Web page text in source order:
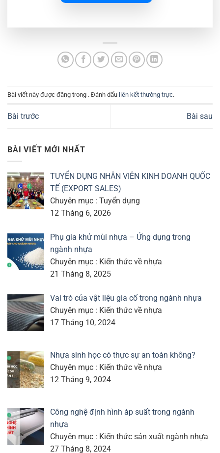
Bài viết này được đăng trong . Đánh dấu liên kết thường trực.
Bài trước Bài sau
BÀI VIẾT MỚI NHẤT
TUYỂN DỤNG NHÂN VIÊN KINH DOANH QUỐC
TẾ (EXPORT SALES)
Chuyên mục : Tuyển dụng
12 Tháng 6, 2026
Phụ gia khử mùi nhựa – Ứng dụng trong
ngành nhựa
Chuyên mục : Kiến thức về nhựa
21 Tháng 8, 2025
Vai trò của vật liệu gia cố trong ngành nhựa
Chuyên mục : Kiến thức về nhựa
17 Tháng 10, 2024
Nhựa sinh học có thực sự an toàn không?
Chuyên mục : Kiến thức về nhựa
12 Tháng 9, 2024
Công nghệ định hình áp suất trong ngành
nhựa
Chuyên mục : Kiến thức sản xuất ngành nhựa
27 Tháng 8, 2024